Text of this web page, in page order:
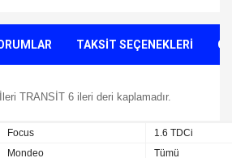
TAKSİT SEÇENEKLERİ
TRANSİT 6 ileri deri kaplamadır.
Focus
1.6 TDCi
Mondeo
Tümü